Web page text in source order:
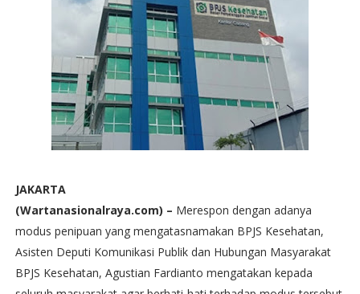
JAKARTA
(Wartanasionalraya.com) – Merespon dengan adanya
modus penipuan yang mengatasnamakan BPJS Kesehatan,
Asisten Deputi Komunikasi Publik dan Hubungan Masyarakat
BPJS Kesehatan, Agustian Fardianto mengatakan kepada